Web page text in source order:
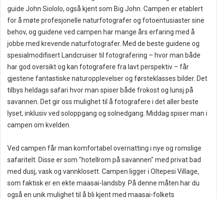
guide John Siololo, også kjent som Big John. Campen er etablert
for å møte profesjonelle naturfotografer og fotoentusiaster sine
behov, og guidene ved campen har mange års erfaring med å
jobbe med krevende naturfotografer. Med de beste guidene og
spesialmodifisert Landcruiser til fotografering – hvor man både
har god oversikt og kan fotografere fra lavt perspektiv – får
gjestene fantastiske naturopplevelser og førsteklasses bilder. Det
tilbys heldags safari hvor man spiser både frokost og lunsj på
savannen. Det gir oss mulighet til å fotografere i det aller beste
lyset, inklusiv ved soloppgang og solnedgang. Middag spiser man i
campen om kvelden.
Ved campen får man komfortabel overnatting i nye og romslige
safaritelt. Disse er som "hotellrom på savannen" med privat bad
med dusj, vask og vannklosett. Campen ligger i Oltepesi Village,
som faktisk er en ekte maasai-landsby. På denne måten har du
også en unik mulighet til å bli kjent med maasai-folkets